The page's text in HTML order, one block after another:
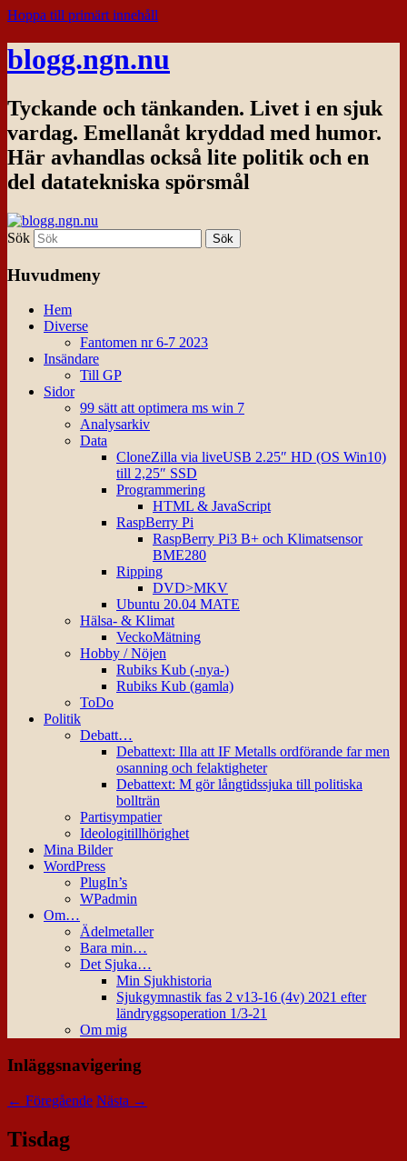
Hoppa till primärt innehåll
blogg.ngn.nu
Tyckande och tänkanden. Livet i en sjuk
vardag. Emellanåt kryddad med humor.
Här avhandlas också lite politik och en
del datatekniska spörsmål
Sök
Huvudmeny
Hem
Diverse
Fantomen nr 6-7 2023
Insändare
Till GP
Sidor
99 sätt att optimera ms win 7
Analysarkiv
Data
CloneZilla via liveUSB 2.25″ HD (OS Win10)
till 2,25″ SSD
Programmering
HTML & JavaScript
RaspBerry Pi
RaspBerry Pi3 B+ och Klimatsensor
BME280
Ripping
DVD>MKV
Ubuntu 20.04 MATE
Hälsa- & Klimat
VeckoMätning
Hobby / Nöjen
Rubiks Kub (-nya-)
Rubiks Kub (gamla)
ToDo
Politik
Debatt…
Debattext: Illa att IF Metalls ordförande far men
osanning och felaktigheter
Debattext: M gör långtidssjuka till politiska
bollträn
Partisympatier
Ideologitillhörighet
Mina Bilder
WordPress
PlugIn’s
WPadmin
Om…
Ädelmetaller
Bara min…
Det Sjuka…
Min Sjukhistoria
Sjukgymnastik fas 2 v13-16 (4v) 2021 efter
ländryggsoperation 1/3-21
Om mig
Inläggsnavigering
← Föregående Nästa →
Tisdag